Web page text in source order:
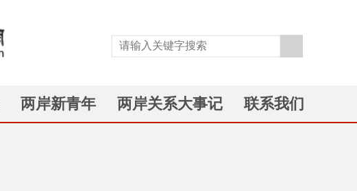
两岸新青年 两岸关系大事记 联系我们